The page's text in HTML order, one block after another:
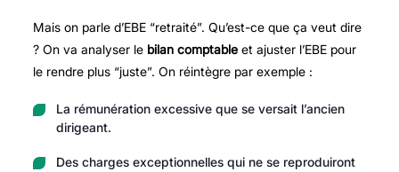
Mais on parle d’EBE “retraité”. Qu’est-ce que ça veut dire
? On va analyser le bilan comptableet ajuster l’EBE pour
le rendre plus “juste”. On réintègre par exemple :
La rémunération excessive que se versait l’ancien
dirigeant.
Des charges exceptionnelles qui ne se reproduiront